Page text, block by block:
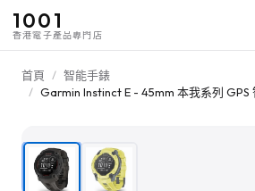
1001
香港電子產品專門店
首頁 / 智能手錶
/ Garmin Instinct E - 45mm 本我系列 GPS